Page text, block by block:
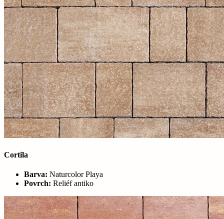
Cortila
Barva: Naturcolor Playa
Povrch: Reliéf antiko